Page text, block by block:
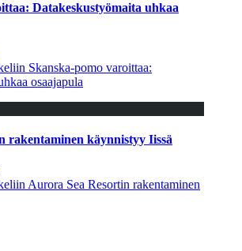
Datakeskustyömaita uhkaa
Skanska-pomo varoittaa:
osaajapula
rakentaminen käynnistyy Iissä
Aurora Sea Resortin rakentaminen